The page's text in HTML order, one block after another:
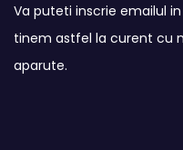
Va puteti inscrie emailul
tinem astfel la curent cu
aparute.